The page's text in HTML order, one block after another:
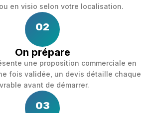
en visio selon votre localisation.
02
On prépare
une proposition commerciale en
fois validée, un devis détaille chaque
avant de démarrer.
03